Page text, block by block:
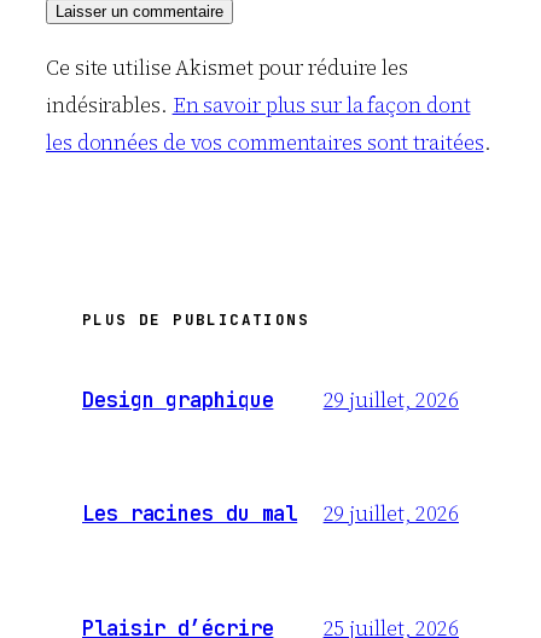
Ce site utilise Akismet pour réduire les
indésirables. En savoir plus sur la façon dont
les données de vos commentaires sont traitées.
PLUS DE PUBLICATIONS
Design graphique 29 juillet, 2026
Les racines du mal 29 juillet, 2026
Plaisir d’écrire 25 juillet, 2026